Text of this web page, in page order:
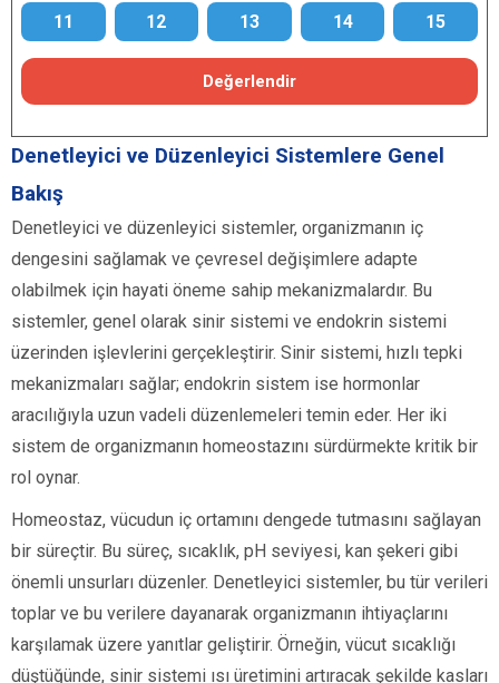
11 12 13 14 15
Değerlendir
Denetleyici ve Düzenleyici Sistemlere Genel
Bakış
Denetleyici ve düzenleyici sistemler, organizmanın iç
dengesini sağlamak ve çevresel değişimlere adapte
olabilmek için hayati öneme sahip mekanizmalardır. Bu
sistemler, genel olarak sinir sistemi ve endokrin sistemi
üzerinden işlevlerini gerçekleştirir. Sinir sistemi, hızlı tepki
mekanizmaları sağlar; endokrin sistem ise hormonlar
aracılığıyla uzun vadeli düzenlemeleri temin eder. Her iki
sistem de organizmanın homeostazını sürdürmekte kritik bir
rol oynar.
Homeostaz, vücudun iç ortamını dengede tutmasını sağlayan
bir süreçtir. Bu süreç, sıcaklık, pH seviyesi, kan şekeri gibi
önemli unsurları düzenler. Denetleyici sistemler, bu tür verileri
toplar ve bu verilere dayanarak organizmanın ihtiyaçlarını
karşılamak üzere yanıtlar geliştirir. Örneğin, vücut sıcaklığı
düştüğünde, sinir sistemi ısı üretimini artıracak şekilde kasları